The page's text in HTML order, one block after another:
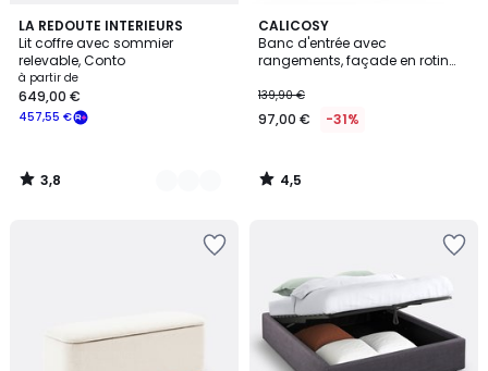
LA REDOUTE INTERIEURS
Lit coffre avec sommier
relevable, Conto
à partir de
457,55 €
649,00 €
3,8
/ 5
2
Couleurs
3,8
/
CALICOSY
Banc d'entrée avec
rangements, façade en rotin
139,90 €
97,00 € -31%
4,5
/ 5
4,5
/